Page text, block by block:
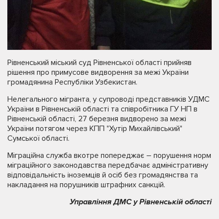
Рівненський міський суд Рівненської області прийняв
рішення про примусове видворення за межі України
громадянина Республіки Узбекистан.
Нелегального мігранта, у супроводі представників УДМС
України в Рівненській області та співробітника ГУ НП в
Рівненській області, 27 березня видворено за межі
України потягом через КПП "Хутір Михайлівський"
Сумської області.
Міграційна служба вкотре попереджає – порушення норм
міграційного законодавства передбачає адміністративну
відповідальність іноземців й осіб без громадянства та
накладання на порушників штрафних санкцій.
Управління ДМС у Рівненській області